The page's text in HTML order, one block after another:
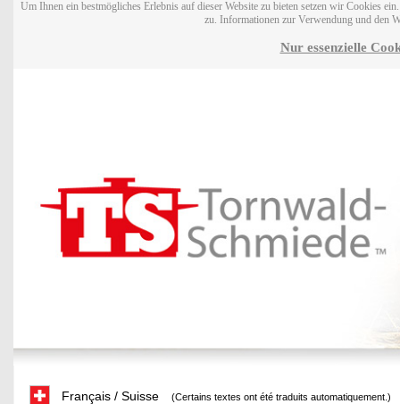
Um Ihnen ein bestmögliches Erlebnis auf dieser Website zu bieten setzen wir Cookies
zu. Informationen zur Verwendung und den
Nur essenzielle
Français / Suisse (Certains textes ont été traduits automatiquement.)